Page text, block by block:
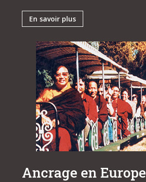
En savoir plus
Ancrage en Europe